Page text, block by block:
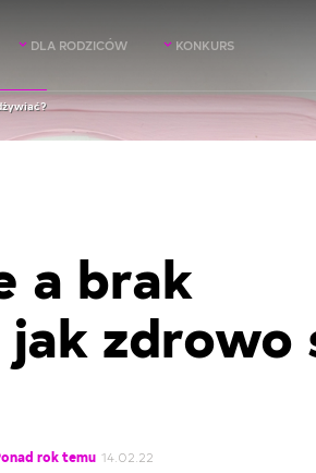
DLA RODZICÓW KONKURS
a brak
zdrowo
rok temu 14.02.22